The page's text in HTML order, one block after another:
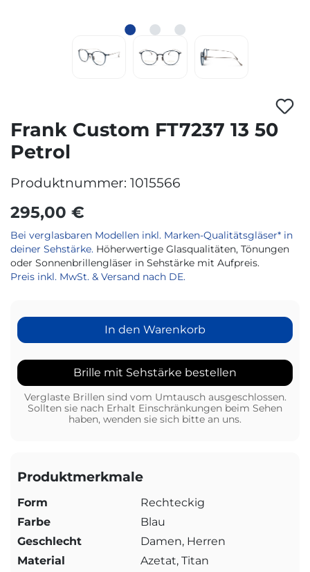
Frank Custom FT7237 13 50
Petrol
Produktnummer: 1015566
295,00 €
Bei verglasbaren Modellen inkl. Marken-Qualitätsgläser* in
deiner Sehstärke. Höherwertige Glasqualitäten, Tönungen
oder Sonnenbrillengläser in Sehstärke mit Aufpreis.
Preis inkl. MwSt. & Versand nach DE.
In den Warenkorb
Brille mit Sehstärke bestellen
Verglaste Brillen sind vom Umtausch ausgeschlossen.
Sollten sie nach Erhalt Einschränkungen beim Sehen
haben, wenden sie sich bitte an uns.
Produktmerkmale
Form
Rechteckig
Farbe
Blau
Geschlecht
Damen, Herren
Material
Azetat, Titan